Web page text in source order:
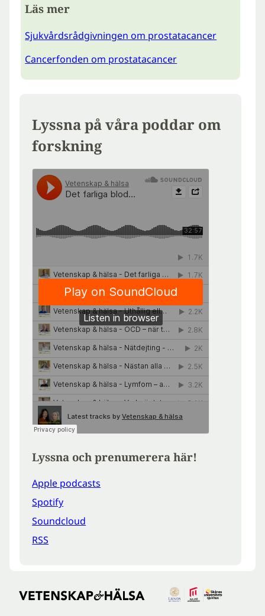
Läs mer
Sjukvårdsrådgivningen om prostatacancer
Cancerfonden om prostatacancer
Lyssna på våra poddar om
forskning
Lyssna och prenumerera här!
Apple podcasts
Spotify
Soundcloud
RSS